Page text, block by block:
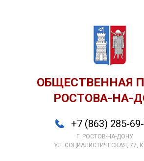
ОБЩЕСТВЕННАЯ
РОСТОВА-НА-
+7 (863) 285-
Г. РОСТОВ-НА-ДОНУ
УЛ. СОЦИАЛИСТИЧЕСКАЯ, 77,